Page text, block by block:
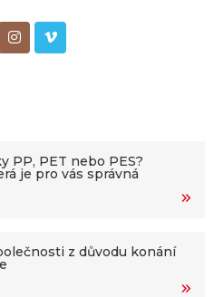
 
PP, PET nebo PES?
je pro vás správná
z důvodu konání